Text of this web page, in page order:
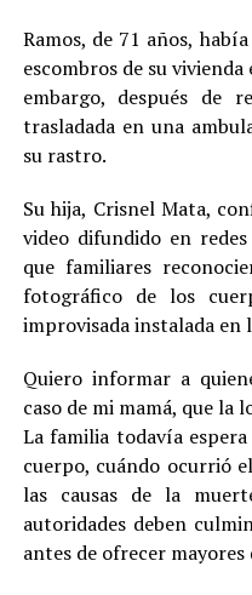
Ramos, de 71 años,
escombros de su vivienda
embargo, después de
trasladada en una
su rastro.
Su hija, Crisnel Mata,
video difundido en redes
que familiares
fotográfico de los
improvisada instalada en
Quiero informar a
caso de mi mamá, que la
La familia todavía
cuerpo, cuándo ocurrió
las causas de la
autoridades deben
antes de ofrecer mayores